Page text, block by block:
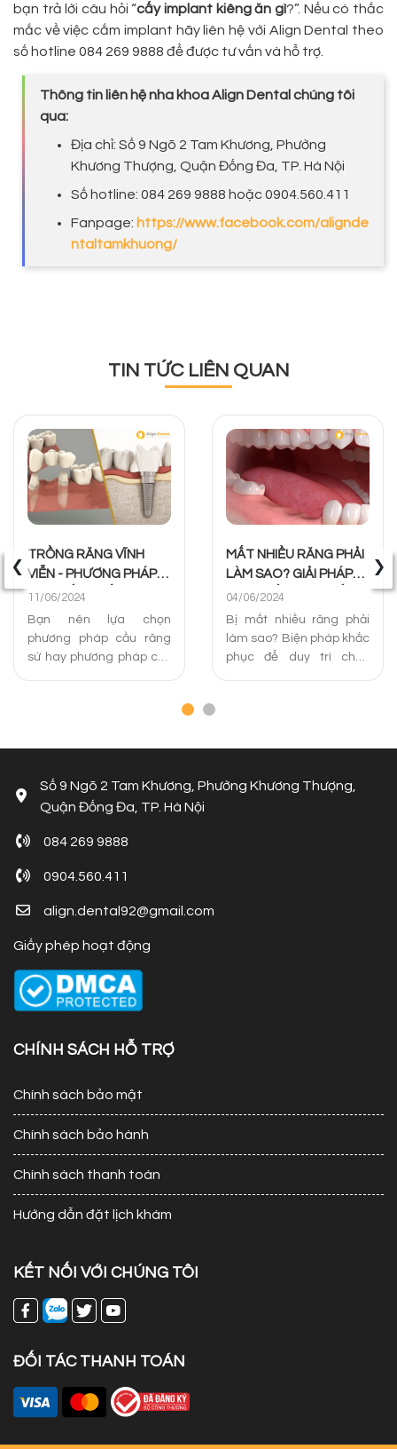
bạn trả lời câu hỏi “cấy implant kiêng ăn gì?”. Nếu có thắc
mắc về việc cắm implant hãy liên hệ với Align Dental theo
số hotline 084 269 9888 để được tư vấn và hỗ trợ.
Thông tin liên hệ nha khoa Align Dental chúng tôi
qua:
Địa chỉ: Số 9 Ngõ 2 Tam Khương, Phường
Khương Thượng, Quận Đống Đa, TP. Hà Nội
Số hotline: 084 269 9888 hoặc 0904.560.411
Fanpage: https://www.facebook.com/alignde
ntaltamkhuong/
TIN TỨC LIÊN QUAN
TRỒNG RĂNG VĨNH
VIỄN - PHƯƠNG PHÁP
NÀO TỐT NHẤT CHO
BẠN
11/06/2024
Bạn nên lựa chọn
phương pháp cầu răng
sứ hay phương pháp cấy
Align Dental.
MẤT NHIỀU RĂNG PHẢI
LÀM SAO? GIẢI PHÁP
PHỤC HỒI RĂNG TỐT
NHẤT
04/06/2024
Bị mất nhiều răng phải
làm sao? Biện pháp khắc
phục để duy trì chức
‹ ›
Số 9 Ngõ 2 Tam Khương, Phường Khương Thượng,
Quận Đống Đa, TP. Hà Nội
084 269 9888
0904.560.411
align.dental92@gmail.com
Giấy phép hoạt động
CHÍNH SÁCH HỖ TRỢ
Chính sách bảo mật
Chính sách bảo hành
Chính sách thanh toán
Hướng dẫn đặt lịch khám
KẾT NỐI VỚI CHÚNG TÔI
ĐỐI TÁC THANH TOÁN